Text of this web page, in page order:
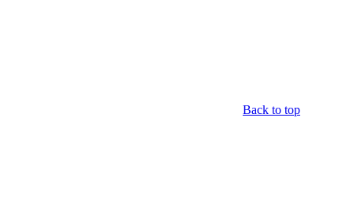
Back to top